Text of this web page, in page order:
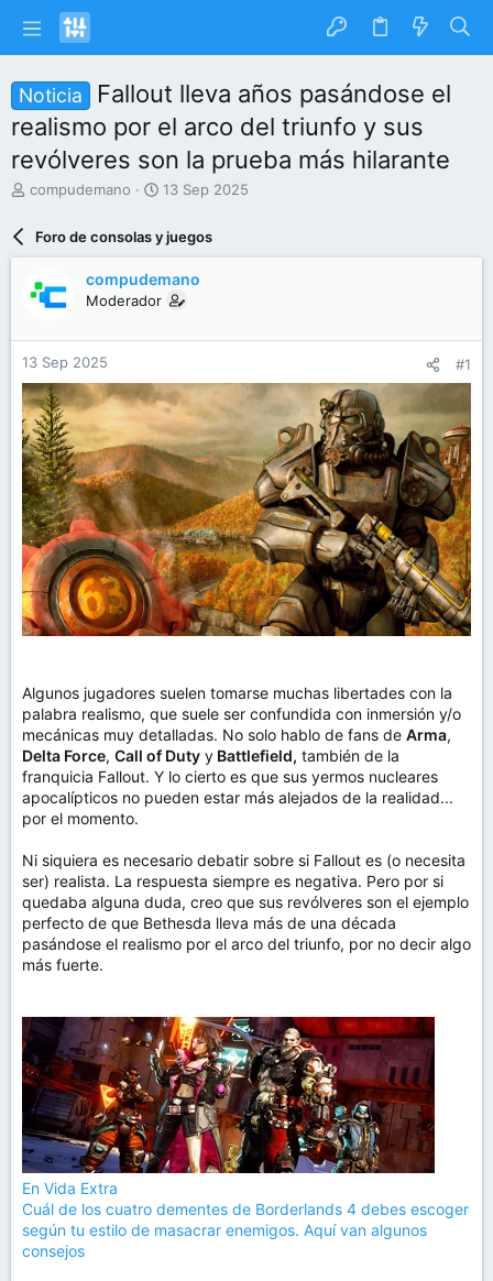
Noticia
Fallout lleva años pasándose el
realismo por el arco del triunfo y sus
revólveres son la prueba más hilarante
I
a
r
d
e
l
t
e
m
a
compudemano
F
c
h
d
e
n
c
i
o
13 Sep 2025
Foro de consolas y juegos
compudemano
Moderador
13 Sep 2025 #1
Algunos jugadores suelen tomarse muchas libertades con la
palabra realismo, que suele ser confundida con inmersión y/o
mecánicas muy detalladas. No solo hablo de fans de Arma,
Delta Force, Call of Duty y Battlefield, también de la
franquicia Fallout. Y lo cierto es que sus yermos nucleares
apocalípticos no pueden estar más alejados de la realidad...
por el momento.
Ni siquiera es necesario debatir sobre si Fallout es (o necesita
ser) realista. La respuesta siempre es negativa. Pero por si
quedaba alguna duda, creo que sus revólveres son el ejemplo
perfecto de que Bethesda lleva más de una década
pasándose el realismo por el arco del triunfo, por no decir algo
más fuerte.
En Vida Extra
Cuál de los cuatro dementes de Borderlands 4 debes escoger
según tu estilo de masacrar enemigos. Aquí van algunos
consejos